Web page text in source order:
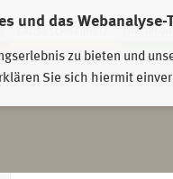
und das
zu bieten und
Sie sich hiermit